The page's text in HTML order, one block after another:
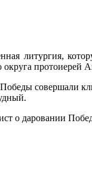
литургия,
округа протоиерей
совершали